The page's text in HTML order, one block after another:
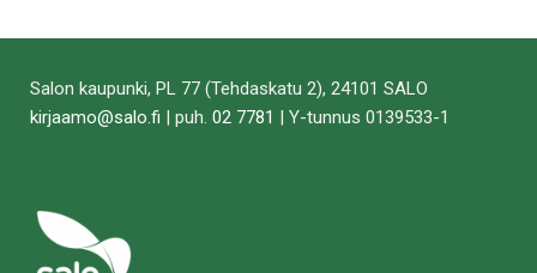
Salon kaupunki, PL 77 (Tehdaskatu 2), 24101 SALO
kirjaamo@salo.fi | puh. 02 7781 | Y-tunnus 0139533-1